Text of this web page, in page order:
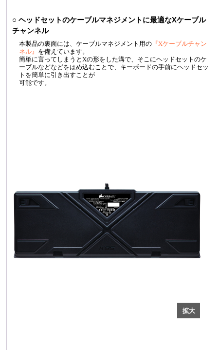
○ ヘッドセットのケーブルマネジメントに最適なXケーブル
チャンネル
本製品の裏面には、ケーブルマネジメント用の 『Xケーブルチャン
ネル』 を備えています。
簡単に言ってしまうとXの形をした溝で、そこにヘッドセットのケ
ーブルなどなどをはめ込むことで、キーボードの手前にヘッドセッ
トを簡単に引き出すことが
可能です。